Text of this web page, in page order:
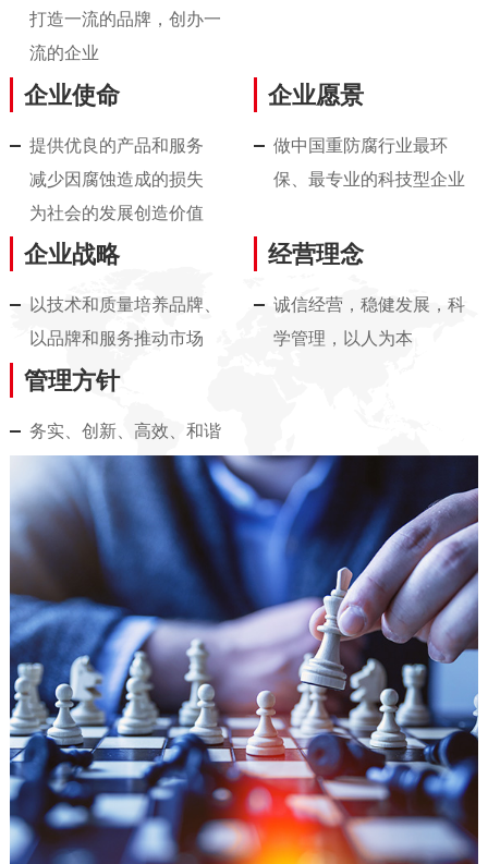
打造一流的品牌，创办一
流的企业
企业使命
提供优良的产品和服务
减少因腐蚀造成的损失
为社会的发展创造价值
企业愿景
做中国重防腐行业最环
保、最专业的科技型企业
企业战略
以技术和质量培养品牌、
以品牌和服务推动市场
经营理念
诚信经营，稳健发展，科
学管理，以人为本
管理方针
务实、创新、高效、和谐